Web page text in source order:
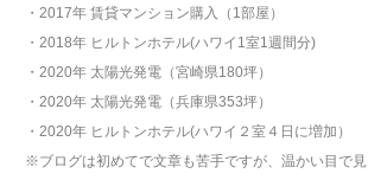
・2017年 賃貸マンション購入（1部屋）
・2018年 ヒルトンホテル(ハワイ1室1週間分)
・2020年 太陽光発電（宮崎県180坪）
・2020年 太陽光発電（兵庫県353坪）
・2020年 ヒルトンホテル(ハワイ２室４日に増加）
※ブログは初めてで文章も苦手ですが、温かい目で見